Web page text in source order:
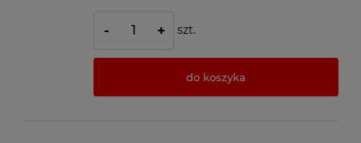
- + szt.
do koszyka